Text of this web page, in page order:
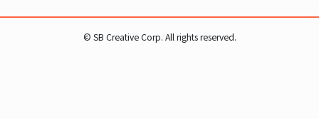
© SB Creative Corp. All rights reserved.